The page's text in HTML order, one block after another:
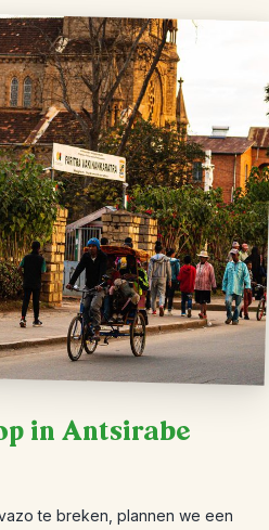
in Antsirabe
te breken, plannen we een